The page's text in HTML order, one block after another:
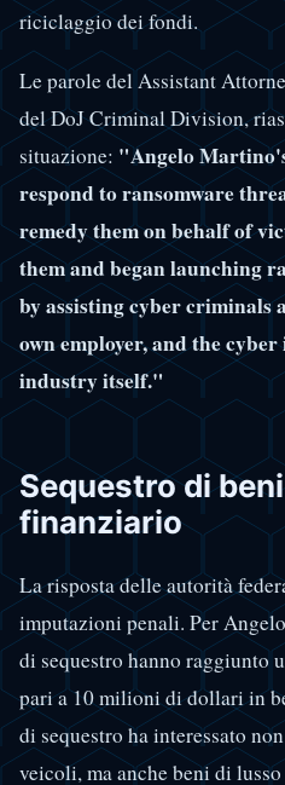
riciclaggio dei fondi.
Le parole del Assistant
del DoJ Criminal Division,
situazione: "Angelo
respond to ransomware
remedy them on behalf of
them and began launching
by assisting cyber criminals
own employer, and the
industry itself."
Sequestro di
finanziario
La risposta delle autorità
imputazioni penali. Per
di sequestro hanno raggiunto
pari a 10 milioni di dollari in
di sequestro ha interessato
veicoli, ma anche beni di